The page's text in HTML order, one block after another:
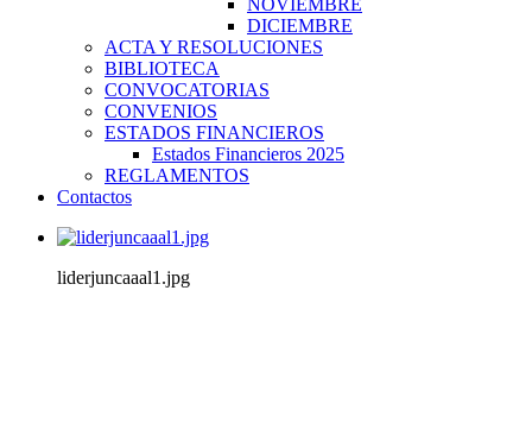
NOVIEMBRE
DICIEMBRE
ACTA Y RESOLUCIONES
BIBLIOTECA
CONVOCATORIAS
CONVENIOS
ESTADOS FINANCIEROS
Estados Financieros 2025
REGLAMENTOS
Contactos
liderjuncaaal1.jpg